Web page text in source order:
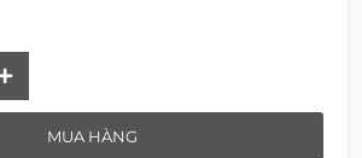
MUA HÀNG